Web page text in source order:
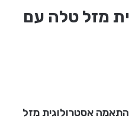
מזל טלה עם
אסטרולוגית מזל